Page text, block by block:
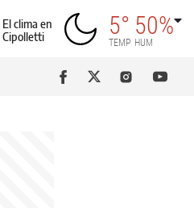
El clima en
Cipolletti
5°
TEMP
50%
HUM